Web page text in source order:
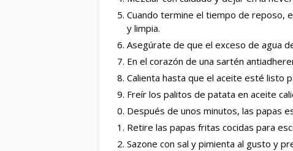
Cuando termine el tiempo de reposo,
y limpia.
Asegúrate de que el exceso de agua
En el corazón de una sartén
Calienta hasta que el aceite esté listo
Freír los palitos de patata en aceite
Después de unos minutos, las papas
Retire las papas fritas cocidas para
Sazone con sal y pimienta al gusto y